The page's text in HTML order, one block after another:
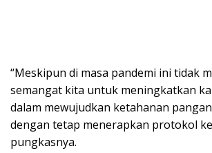
“Meskipun di masa pandemi ini tidak
semangat kita untuk meningkatkan
dalam mewujudkan ketahanan
dengan tetap menerapkan protokol
pungkasnya.